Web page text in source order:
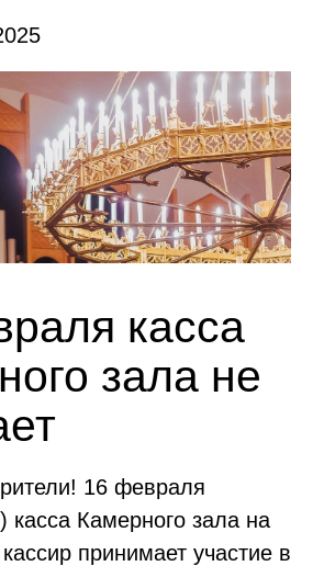
касса
зала не
16 февраля
касса Камерного зала на
принимает участие в